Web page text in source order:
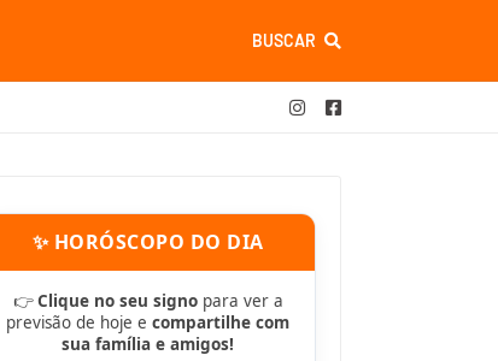
BUSCAR
✨ HORÓSCOPO DO DIA
👉Clique no seu signopara ver a
previsão de hoje e compartilhe com
sua família e amigos!